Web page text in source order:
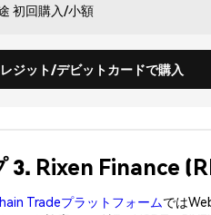
初回購入/小額
ジット/デビットカードで購入
3. Rixen Finance
Tradeプラットフォームでは